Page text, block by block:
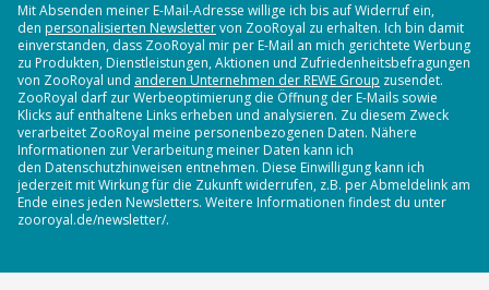
Mit Absenden meiner E-Mail-Adresse willige ich bis auf Widerruf ein,
den personalisierten Newslettervon ZooRoyal zu erhalten. Ich bin damit
einverstanden, dass ZooRoyal mir per E-Mail an mich gerichtete Werbung
zu Produkten, Dienstleistungen, Aktionen und Zufriedenheitsbefragungen
von ZooRoyal und anderen Unternehmen der REWE Group zusendet.
ZooRoyal darf zur Werbeoptimierung die Öffnung der E-Mails sowie
Klicks auf enthaltene Links erheben und analysieren. Zu diesem Zweck
verarbeitet ZooRoyal meine personenbezogenen Daten. Nähere
Informationen zur Verarbeitung meiner Daten kann ich
den Datenschutzhinweisen entnehmen. Diese Einwilligung kann ich
jederzeit mit Wirkung für die Zukunft widerrufen, z.B. per Abmeldelink am
Ende eines jeden Newsletters. Weitere Informationen findest du unter
zooroyal.de/newsletter/.